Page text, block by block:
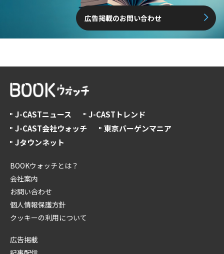
広告掲載のお問い合わせ
J-CASTニュース
J-CASTトレンド
J-CAST会社ウォッチ
東京バーゲンマニア
Jタウンネット
BOOKウォッチとは？
会社案内
お問い合わせ
個人情報保護方針
クッキーの利用について
広告掲載